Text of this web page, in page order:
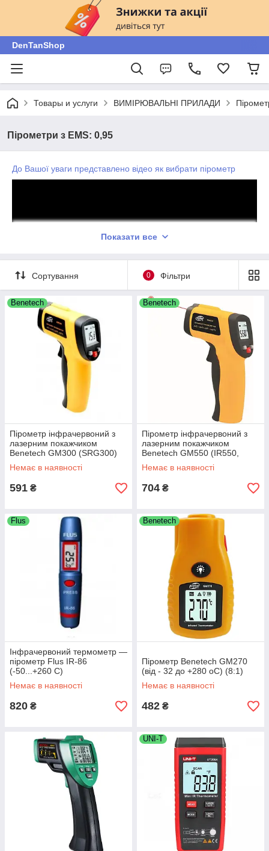
DenTanShop
Товары и услуги ВИМІРЮВАЛЬНІ ПРИЛАДИ
Пірометри з EMS: 0,95
До Вашої уваги представлено відео як вибрати пірометр
Показати все
Сортування 0 Фільтри
Benetech
Пірометр інфрачервоний з
лазерним покажчиком
Benetech GM300 (SRG300)
-50~420 °C ( 12:1)
Немає в наявності
591 ₴
Benetech
Пірометр інфрачервоний з
лазерним покажчиком
Benetech GM550 (IR550,
SRG550) —50~550 °C ( 12:1)
Немає в наявності
704 ₴
Flus
Інфрачервоний термометр —
пірометр Flus IR-86
(-50...+260 C)
Немає в наявності
820 ₴
Benetech
Пірометр Benetech GM270
(від - 32 до +280 oC) (8:1)
Немає в наявності
482 ₴
UNI-T